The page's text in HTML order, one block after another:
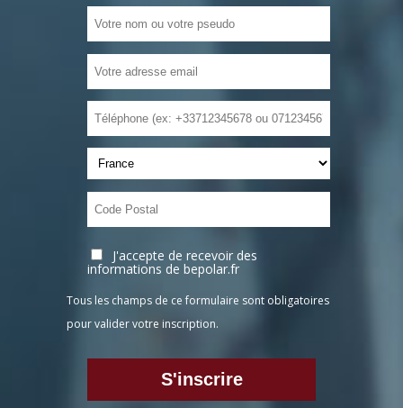
J'accepte de recevoir des
informations de bepolar.fr
Tous les champs de ce formulaire sont obligatoires
pour valider votre inscription.